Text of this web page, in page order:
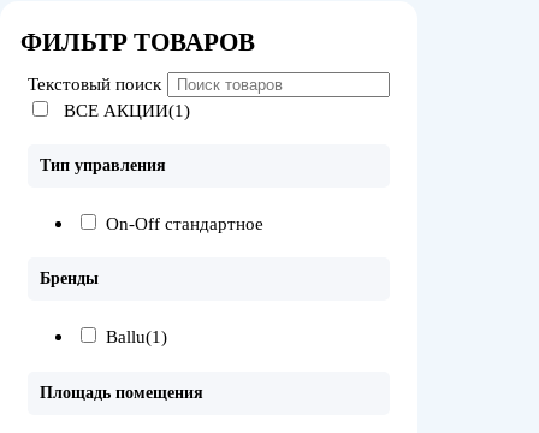
ФИЛЬТР ТОВАРОВ
Текстовый поиск
ВСЕ АКЦИИ(1)
Тип управления
On-Off стандартное
Бренды
Ballu(1)
Площадь помещения